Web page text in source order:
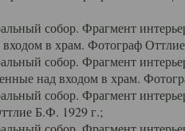
собор. Фрагмент
в храм. Фотограф
собор. Фрагмент
над входом в храм.
собор. Фрагмент
Б.Ф. 1929 г.;